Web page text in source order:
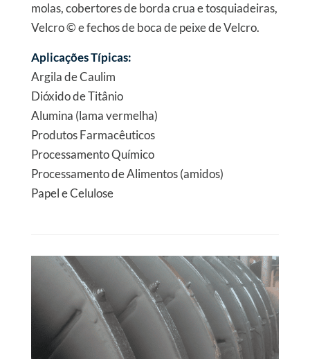
molas, cobertores de borda crua e tosquiadeiras,
Velcro © e fechos de boca de peixe de Velcro.
Aplicações Típicas:
Argila de Caulim
Dióxido de Titânio
Alumina (lama vermelha)
Produtos Farmacêuticos
Processamento Químico
Processamento de Alimentos (amidos)
Papel e Celulose